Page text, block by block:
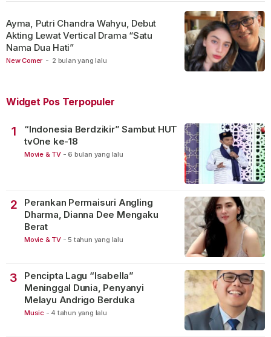
New Comer - 2 bulan yang lalu
Ayma, Putri Chandra Wahyu, Debut
Akting Lewat Vertical Drama “Satu
Nama Dua Hati”
Widget Pos Terpopuler
1
“Indonesia Berdzikir” Sambut HUT
tvOne ke-18
Movie & TV - 6 bulan yang lalu
2
Perankan Permaisuri Angling
Dharma, Dianna Dee Mengaku
Berat
Movie & TV - 5 tahun yang lalu
3
Pencipta Lagu “Isabella”
Meninggal Dunia, Penyanyi
Melayu Andrigo Berduka
Music - 4 tahun yang lalu